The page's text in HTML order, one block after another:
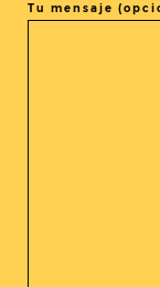
Tu mensaje